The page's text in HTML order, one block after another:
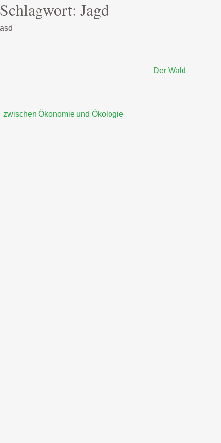
Schlagwort: Jagd
asd
Der Wald
zwischen Ökonomie und Ökologie